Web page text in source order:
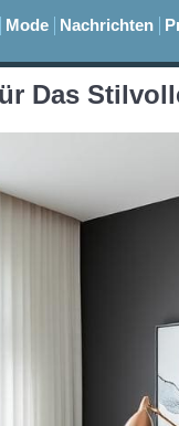
Mode Nachrichten
Das